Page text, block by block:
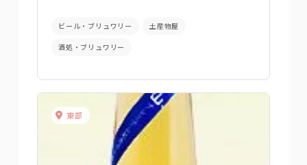
ビール・ブリュワリー 土産物屋
酒処・ブリュワリー
東部